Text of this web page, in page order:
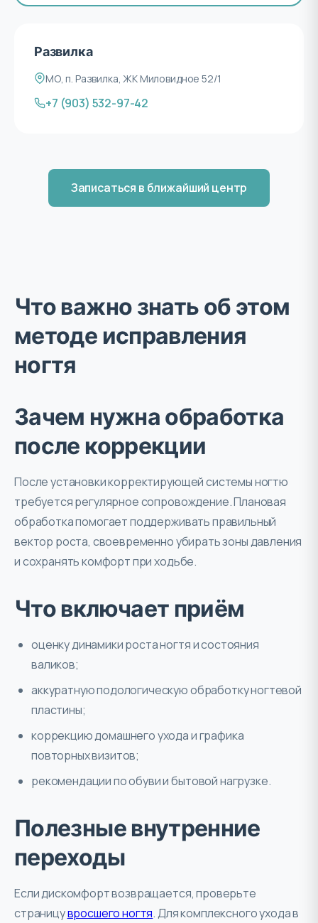
Развилка
МО, п. Развилка, ЖК Миловидное 52/1
+7 (903) 532-97-42
Записаться в ближайший центр
Что важно знать об этом
методе исправления
ногтя
Зачем нужна обработка
после коррекции
После установки корректирующей системы ногтю
требуется регулярное сопровождение. Плановая
обработка помогает поддерживать правильный
вектор роста, своевременно убирать зоны давления
и сохранять комфорт при ходьбе.
Что включает приём
оценку динамики роста ногтя и состояния
валиков;
аккуратную подологическую обработку ногтевой
пластины;
коррекцию домашнего ухода и графика
повторных визитов;
рекомендации по обуви и бытовой нагрузке.
Полезные внутренние
переходы
Если дискомфорт возвращается, проверьте
страницувросшего ногтя. Для комплексного ухода в